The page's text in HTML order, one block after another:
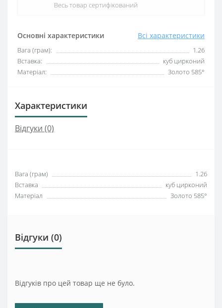
Основні характеристики Всі характеристики
Вага (грам):
1.26
Вставка:
куб цирконий
Матеріал:
Золото 585°
Весь товар сертифікований
Характеристики
Відгуки (0)
Вага (грам)
1.26
Вставка
куб цирконий
Матеріал
Золото 585°
Відгуки (0)
Відгуків про цей товар ще не було.